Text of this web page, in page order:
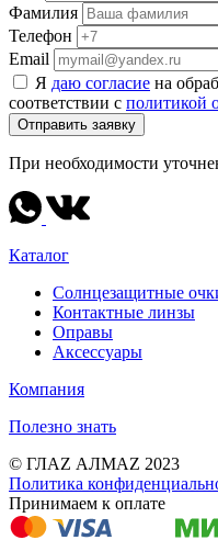
Фамилия
Телефон
Email
Я даю согласие на
соответствии с политикой
Отправить заявку
При необходимости
Каталог
Солнцезащитные
Контактные линзы
Оправы
Аксессуары
Компания
Полезно знать
© ГЛАZ АЛМАZ 2023
Политика
Принимаем к оплате